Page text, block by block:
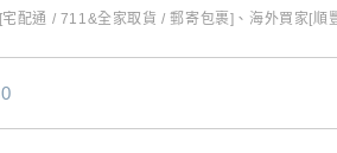
配通 / 711&全家取貨 / 郵寄包裹]、海外買家[順